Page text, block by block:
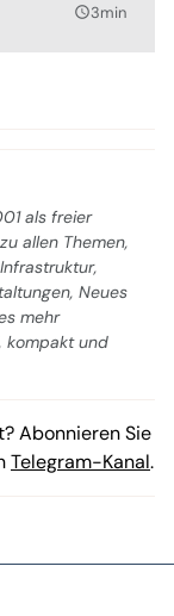
query_builder3min
als freier
allen Themen,
Neues
mehr
kompakt und
Abonnieren Sie
Telegram-Kanal.